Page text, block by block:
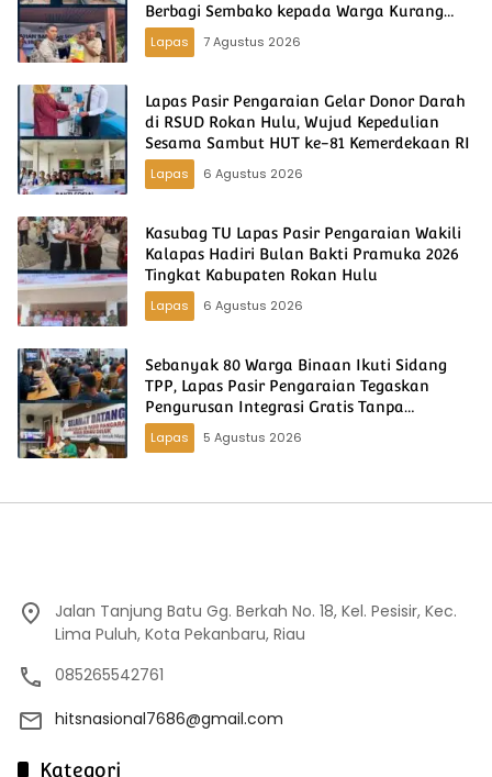
Berbagi Sembako kepada Warga Kurang
Mampu
Lapas 7 Agustus 2026
Lapas Pasir Pengaraian Gelar Donor Darah
di RSUD Rokan Hulu, Wujud Kepedulian
Sesama Sambut HUT ke-81 Kemerdekaan RI
Lapas
6 Agustus 2026
Kasubag TU Lapas Pasir Pengaraian Wakili
Kalapas Hadiri Bulan Bakti Pramuka 2026
Tingkat Kabupaten Rokan Hulu
Lapas
6 Agustus 2026
Sebanyak 80 Warga Binaan Ikuti Sidang
TPP, Lapas Pasir Pengaraian Tegaskan
Pengurusan Integrasi Gratis Tanpa
Dipungut Biaya
Lapas 5 Agustus 2026
Jalan Tanjung Batu Gg. Berkah No. 18, Kel. Pesisir, Kec.
Lima Puluh, Kota Pekanbaru, Riau
085265542761
hitsnasional7686@gmail.com
Kategori